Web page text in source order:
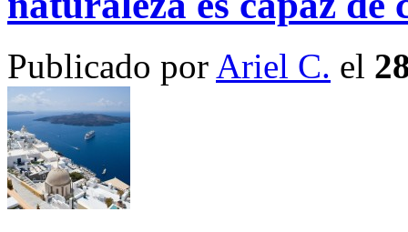
Publicado por Ariel C. el